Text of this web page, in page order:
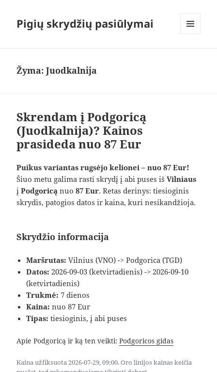
Pigių skrydžių pasiūlymai
Žyma:Juodkalnija
Skrendam į Podgoricą
(Juodkalnija)? Kainos
prasideda nuo 87 Eur
Puikus variantas rugsėjo kelionei – nuo 87 Eur!
Šiuo metu galima rasti skrydį į abi puses išVilniaus
įPodgoricą nuo87 Eur. Retas derinys: tiesioginis
skrydis, patogios datos ir kaina, kuri nesikandžioja.
Skrydžio informacija
Maršrutas: Vilnius (VNO) -> Podgorica (TGD)
Datos: 2026-09-03 (ketvirtadienis) -> 2026-09-10
(ketvirtadienis)
Trukmė: 7 dienos
Kaina: nuo 87 Eur
Tipas: tiesioginis, į abi puses
Apie Podgoricą ir ką ten veikti:Podgoricos gidas
Kaina užfiksuota 2026-07-29, 09:00. Oro linijos kainas keičia